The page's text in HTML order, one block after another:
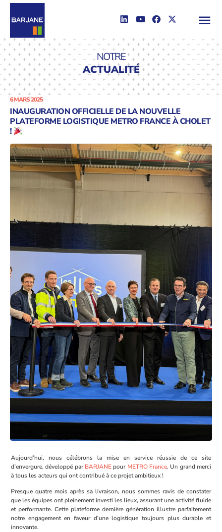
NOTRE
ACTUALITÉ
6 MARS 2025
INAUGURATION OFFICIELLE DE LA NOUVELLE
PLATEFORME LOGISTIQUE METRO FRANCE À CHOLET
!
Aujourd’hui, nous célébrons la mise en service réussie de ce site
d’envergure, développé parBARJANEpour METRO France. Un grand merci
à tous les acteurs qui ont contribué à ce projet ambitieux !
Presque quatre mois après sa livraison, nous sommes ravis de constater
que les équipes ont pleinement investi les lieux, assurant une activité fluide
et performante. Cette plateforme dernière génération illustre parfaitement
notre engagement en faveur d’une logistique toujours plus durable et
innovante.